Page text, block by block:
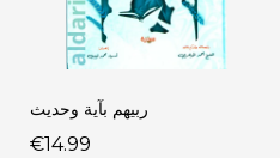
ربيهم بآية وحديث
€14.99